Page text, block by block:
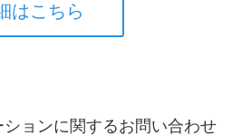
はこちら
ョンに関するお問い合わせ